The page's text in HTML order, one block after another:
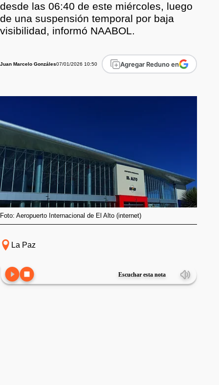
desde las 06:40 de este miércoles, luego
de una suspensión temporal por baja
visibilidad, informó NAABOL.
Juan Marcelo Gonzáles07/01/2026 10:50 Agregar Reduno en
Foto: Aeropuerto Internacional de El Alto (internet)
La Paz
Escuchar esta nota